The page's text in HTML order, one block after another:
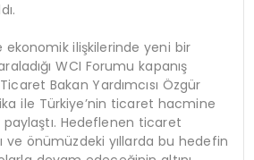
ekonomik ilişkilerinde yeni bir
WCI Forumu kapanış
Bakan Yardımcısı Özgür
ile Türkiye’nin ticaret hacmine
Hedeflenen ticaret
ve önümüzdeki yıllarda bu hedefin